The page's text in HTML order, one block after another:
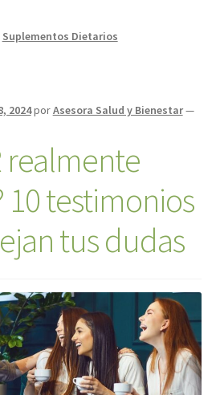
Suplementos Dietarios
2024porAsesora Salud y Bienestar—
realmente
testimonios
tus dudas